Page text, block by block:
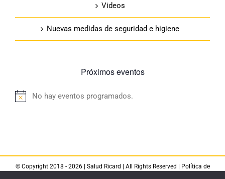
Videos
Nuevas medidas de seguridad e higiene
Próximos eventos
Aviso
No hay eventos programados.
© Copyright 2018 - 2026 | Salud Ricard | All Rights Reserved | Política de